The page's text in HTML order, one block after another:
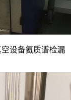
空设备氦质谱检漏